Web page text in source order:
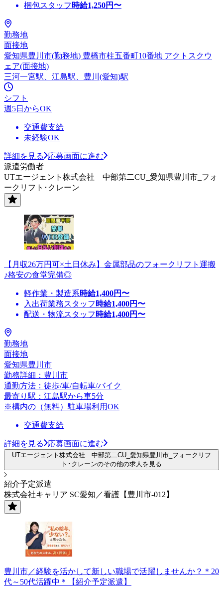
梱包スタッフ 時給1,250円〜
勤務地
面接地
愛知県豊川市(勤務地) 豊橋市柱五番町10番地 アクトスクウ
ェア(面接地)
三河一宮駅、江島駅、豊川(愛知)駅
シフト
週5日からOK
交通費支給
未経験OK
詳細を見る
応募画面に進む
派遣労働者
UTエージェント株式会社 中部第二CU_愛知県豊川市_フォ
ークリフト･クレーン
【月収26万円可×土日休み】金属部品のフォークリフト運搬
♪格安の食堂完備◎
軽作業・製造系時給1,400円〜
入出荷業務スタッフ 時給1,400円〜
配送・物流スタッフ 時給1,400円〜
勤務地
面接地
愛知県豊川市
勤務詳細：豊川市
通勤方法：徒歩/車/自転車/バイク
最寄り駅：江島駅から車5分
※構内の（無料）駐車場利用OK
交通費支給
詳細を見る 応募画面に進む
UTエージェント株式会社 中部第二CU_愛知県豊川市_フォークリフ
ト･クレーンのその他の求人を見る
紹介予定派遣
株式会社キャリア SC愛知／看護【豊川市-012】
豊川市／経験を活かして新しい職場で活躍しませんか？＊20
代～50代活躍中＊【紹介予定派遣】